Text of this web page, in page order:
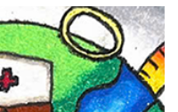
Xã